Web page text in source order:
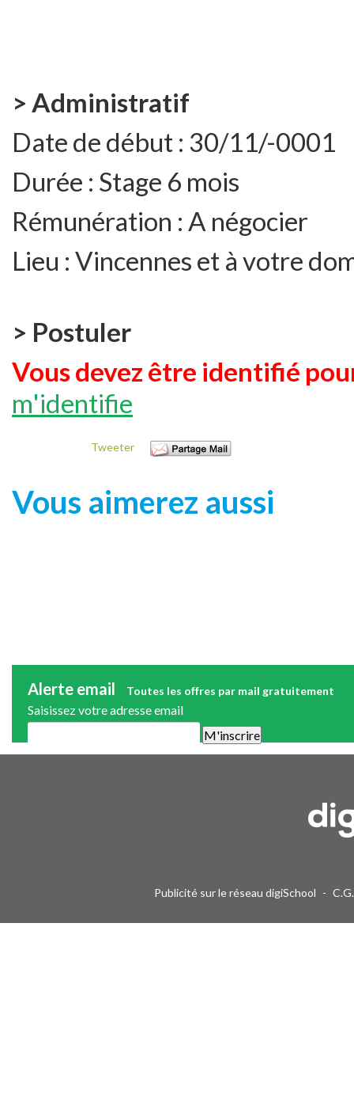
> Administratif
Date de début : 30/11/-0001
Durée : Stage 6 mois
Rémunération : A négocier
Lieu : Vincennes et à votre
> Postuler
Vous devez être identifié
m'identifie
Tweeter
Vous aimerez aussi
Alerte email Toutes les offres par mail gratuitement
Saisissez votre adresse email
Publicité sur le réseau digiSchool -